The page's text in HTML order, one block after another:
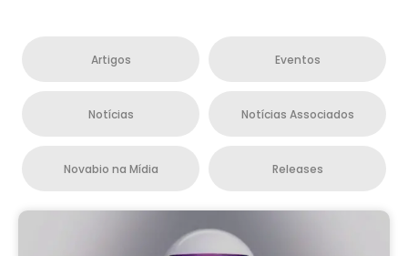
Artigos Eventos
Notícias Notícias Associados
Novabio na Mídia Releases